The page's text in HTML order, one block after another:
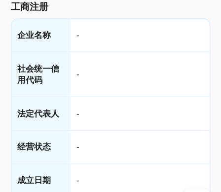
工商注册
企业名称 -
社会统一信
用代码
-
法定代表人 -
经营状态 -
成立日期 -